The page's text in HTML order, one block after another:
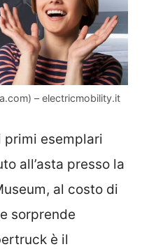
– electricmobility.it
primi esemplari
all’asta presso la
al costo di
sorprende
è il